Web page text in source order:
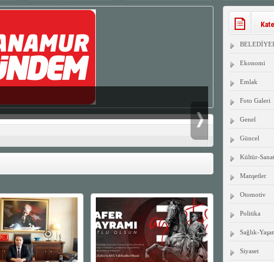
BELLİ
Ekonomi
Emlak
Foto Galeri
Genel
Güncel
Kültür-Sanat
Manşetler
Otomotiv
Politika
Sağlık-
Siyaset